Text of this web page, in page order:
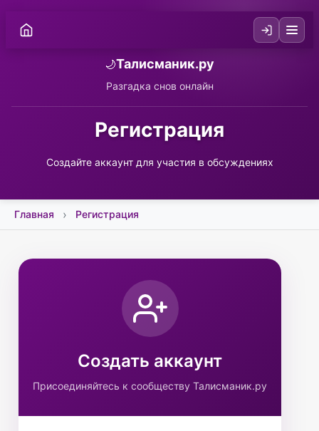
🌙Талисманик.ру
Разгадка снов онлайн
Регистрация
Создайте аккаунт для участия в обсуждениях
Главная Регистрация
Создать аккаунт
Присоединяйтесь к сообществу Талисманик.ру